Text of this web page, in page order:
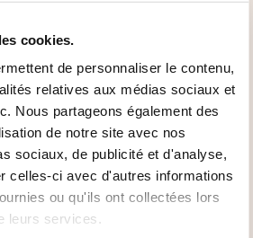
cookies.
de personnaliser le contenu,
relatives aux médias sociaux et
Nous partageons également des
de notre site avec nos
sociaux, de publicité et d'analyse,
celles-ci avec d'autres informations
ou qu'ils ont collectées lors
leurs services.
Voir détails